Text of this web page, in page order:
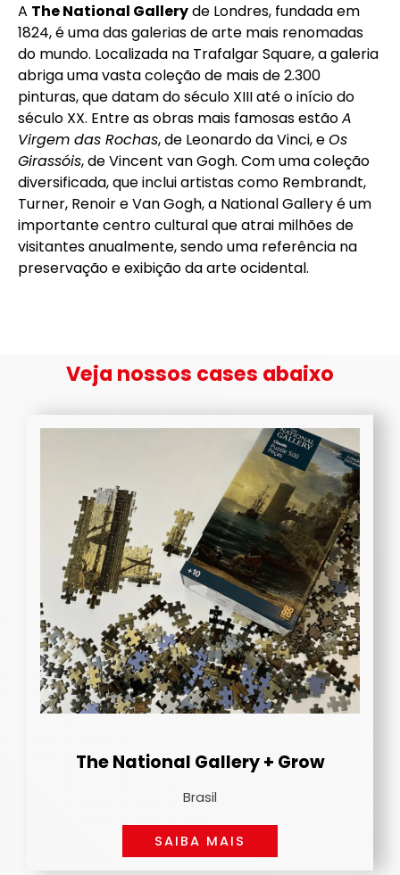
A The National Galleryde Londres, fundada em
1824, é uma das galerias de arte mais renomadas
do mundo. Localizada na Trafalgar Square, a galeria
abriga uma vasta coleção de mais de 2.300
pinturas, que datam do século XIII até o início do
século XX. Entre as obras mais famosas estãoA
Virgem das Rochas, de Leonardo da Vinci, eOs
Girassóis, de Vincent van Gogh. Com uma coleção
diversificada, que inclui artistas como Rembrandt,
Turner, Renoir e Van Gogh, a National Gallery é um
importante centro cultural que atrai milhões de
visitantes anualmente, sendo uma referência na
preservação e exibição da arte ocidental.
Veja nossos cases abaixo
The National Gallery + Grow
Brasil
SAIBA MAIS